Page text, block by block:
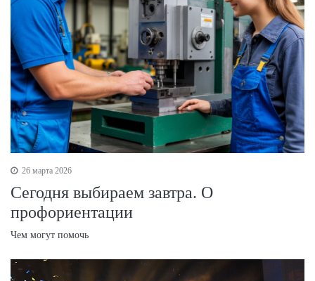
26 марта 2026
Сегодня выбираем завтра. О
профориентации
Чем могут помочь